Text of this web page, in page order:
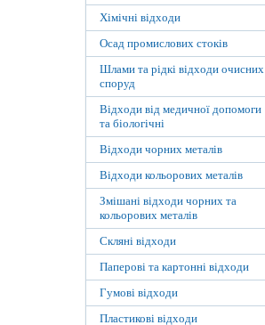
Хімічні відходи
Осад промислових стоків
Шлами та рідкі відходи очисних
споруд
Відходи від медичної допомоги
та біологічні
Відходи чорних металів
Відходи кольорових металів
Змішані відходи чорних та
кольорових металів
Скляні відходи
Паперові та картонні відходи
Гумові відходи
Пластикові відходи